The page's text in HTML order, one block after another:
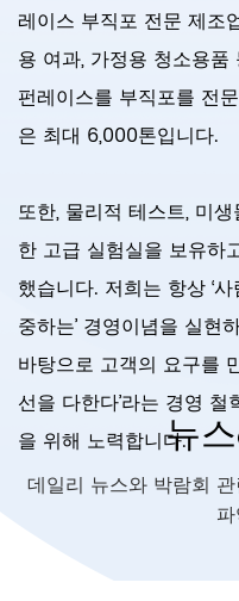
레이스 부직포 전문 제조
용 여과, 가정용 청소용
펀레이스를 부직포를 전
은 최대 6,000톤입니다.
또한, 물리적 테스트, 미
한 고급 실험실을 보유하
했습니다. 저희는 항상 ‘
중하는’ 경영이념을 실현
바탕으로 고객의 요구를
선을 다한다’라는 경영
을 위해 노력합니다.
뉴
데일리 뉴스와 박람회